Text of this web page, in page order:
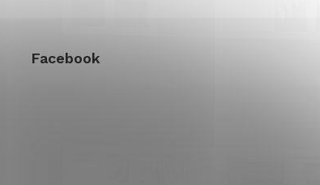
Facebook